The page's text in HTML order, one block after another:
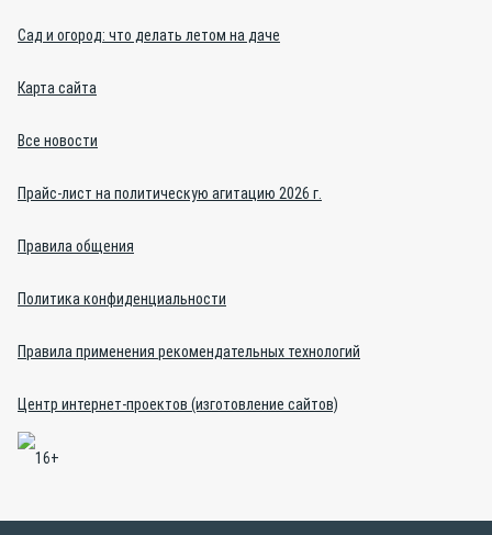
Сад и огород: что делать летом на даче
Карта сайта
Все новости
Прайс-лист на политическую агитацию 2026 г.
Правила общения
Политика конфиденциальности
Правила применения рекомендательных технологий
Центр интернет-проектов (изготовление сайтов)